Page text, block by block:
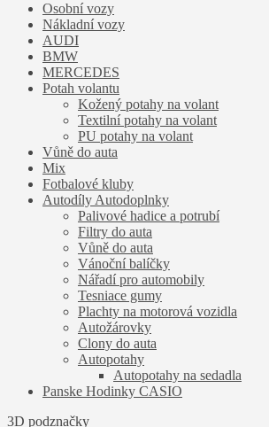
Osobní vozy
Nákladní vozy
AUDI
BMW
MERCEDES
Potah volantu
Kožený potahy na volant
Textilní potahy na volant
PU potahy na volant
Vůně do auta
Mix
Fotbalové kluby
Autodíly Autodoplnky
Palivové hadice a potrubí
Filtry do auta
Vůně do auta
Vánoční balíčky
Nářadí pro automobily
Tesniace gumy
Plachty na motorová vozidla
Autožárovky
Clony do auta
Autopotahy
Autopotahy na sedadla
Panske Hodinky CASIO
3D podznačky